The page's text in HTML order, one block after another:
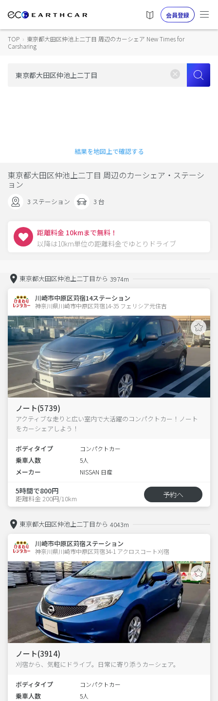
会員登録
TOP › 東京都大田区仲池上二丁目 周辺のカーシェア New Times for
Carsharing
結果を地図上で確認する
東京都大田区仲池上二丁目 周辺のカーシェア・ステーシ
ョン
3 ステーション 3 台
距離料金 10kmまで無料！
以降は10km単位の距離料金でゆとりドライブ
東京都大田区仲池上二丁目から 3974m
川崎市中原区苅宿14ステーション
神奈川県川崎市中原区苅宿14-35 フェリシア元住吉
ノート(5739)
アクティブな走りと広い室内で大活躍のコンパクトカー！ノート
をカーシェアしよう！
ボディタイプ コンパクトカー
乗車人数 5人
メーカー NISSAN 日産
5時間で800円
距離料金 200円/10km 予約へ
東京都大田区仲池上二丁目から 4043m
川崎市中原区苅宿ステーション
神奈川県川崎市中原区苅宿34-1 アクロスコート刈宿
ノート(3914)
刈宿から、気軽にドライブ。日常に寄り添うカーシェア。
ボディタイプ コンパクトカー
乗車人数 5人